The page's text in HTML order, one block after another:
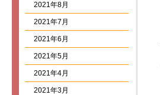
2021年8月
2021年7月
2021年6月
2021年5月
2021年4月
2021年3月